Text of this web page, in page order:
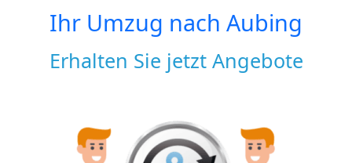
Ihr Umzug nach Aubing
Erhalten Sie jetzt Angebote